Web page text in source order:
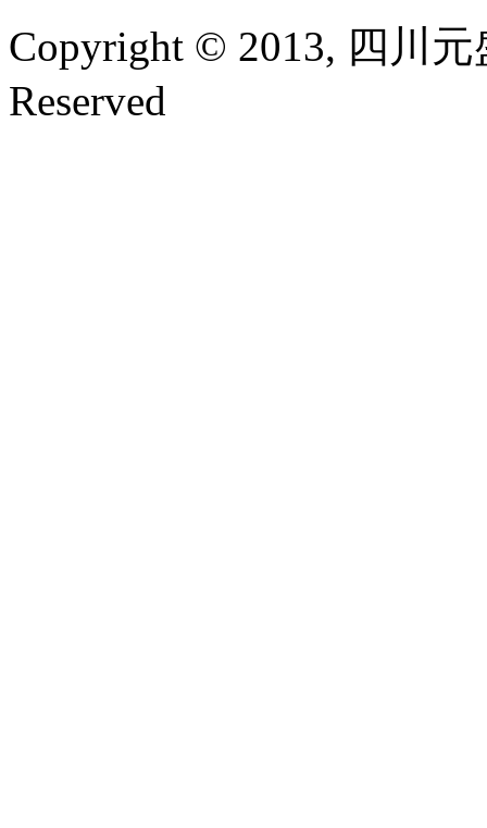
Copyright © 2013, 四川
Reserved